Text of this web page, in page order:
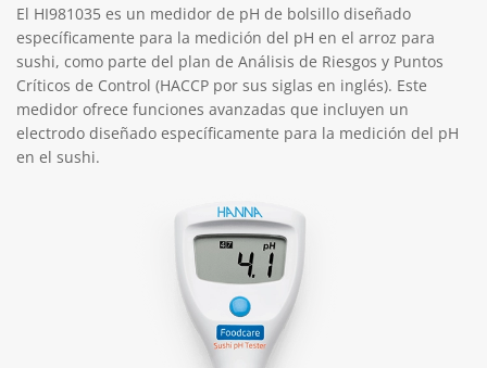
El HI981035 es un medidor de pH de bolsillo diseñado
específicamente para la medición del pH en el arroz para
sushi, como parte del plan de Análisis de Riesgos y Puntos
Críticos de Control (HACCP por sus siglas en inglés). Este
medidor ofrece funciones avanzadas que incluyen un
electrodo diseñado específicamente para la medición del pH
en el sushi.